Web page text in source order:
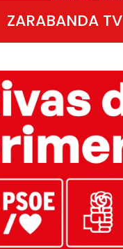
ZARABANDA TV